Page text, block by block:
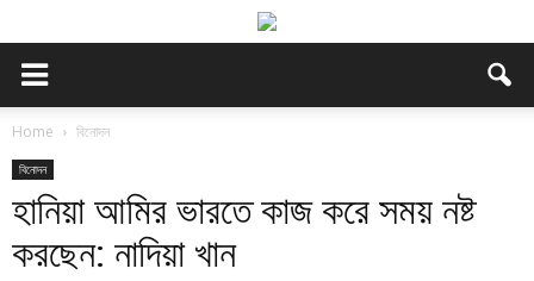
Home বিনোদন
বিনোদন
হানিয়া আমির ভারতে কাজ করে সময় নষ্ট
করছেন: নাদিয়া খান